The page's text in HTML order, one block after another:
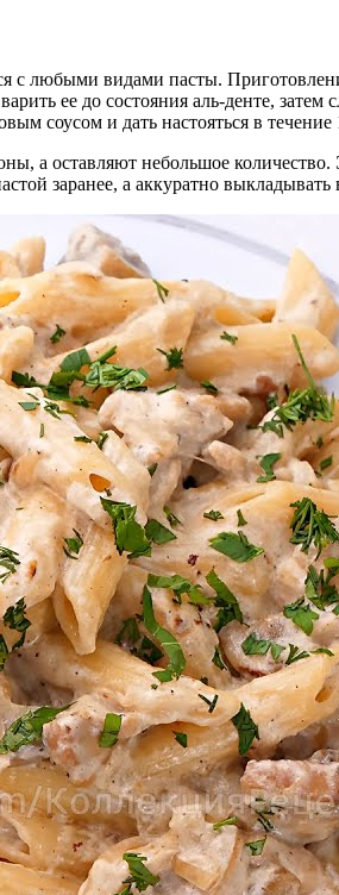
с любыми видами пасты.
ее до состояния аль-денте,
соусом и дать настояться в
а оставляют небольшое количество.
заранее, а аккуратно